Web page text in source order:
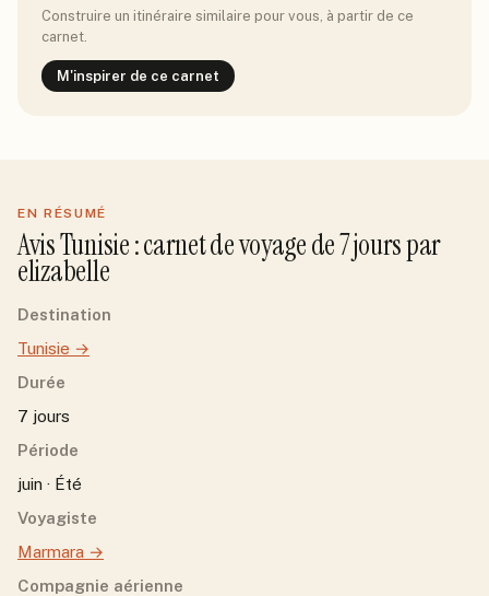
Construire un itinéraire similaire pour vous, à partir de ce
carnet.
M'inspirer de ce carnet
EN RÉSUMÉ
AvisTunisie: carnet de voyage de7jourspar
elizabelle
Destination
Tunisie →
Durée
7 jours
Période
juin · Été
Voyagiste
Marmara →
Compagnie aérienne